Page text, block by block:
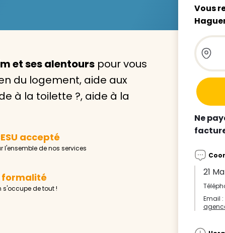
VIVASERVICES, trouvez le
à domicile qui vous
l’entretien de votre logement, la garde de votre
l’accompagnement d’un parent, nos intervenants à
sont là pour vous épauler.
Trouver mon agence
et ses alentours pour vous
du logement, aide aux
à la toilette ?, aide à la
accepté
l'ensemble de nos services
formalité
s'occupe de tout !
Vous
Ne
21
Email :